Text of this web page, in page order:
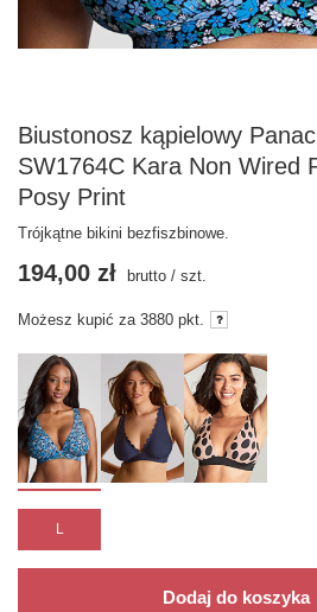
Biustonosz kąpielowy
SW1764C Kara Non Wired
Posy Print
Trójkątne bikini bezfiszbinowe.
L
194,00 zł brutto / szt.
Możesz kupić za 3880 pkt.
Dodaj do koszyka